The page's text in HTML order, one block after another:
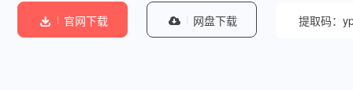
官网下载 网盘下载 提取码：